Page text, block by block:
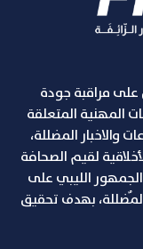
مراقبة جودة
المهنية المتعلقة
والاخبار المضللة،
لقيم الصحافة
الليبي على
المٌضللة، بهدف تحقيق